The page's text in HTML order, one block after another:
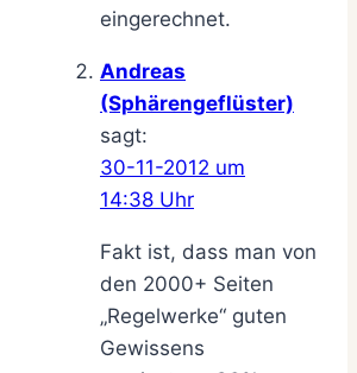
eingerechnet.
Andreas
(Sphärengeflüster)
sagt:
30-11-2012 um
14:38 Uhr
Fakt ist, dass man von
den 2000+ Seiten
„Regelwerke“ guten
Gewissens